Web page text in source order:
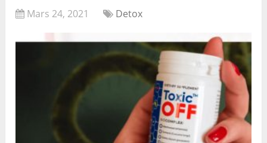
Mars 24, 2021 Detox